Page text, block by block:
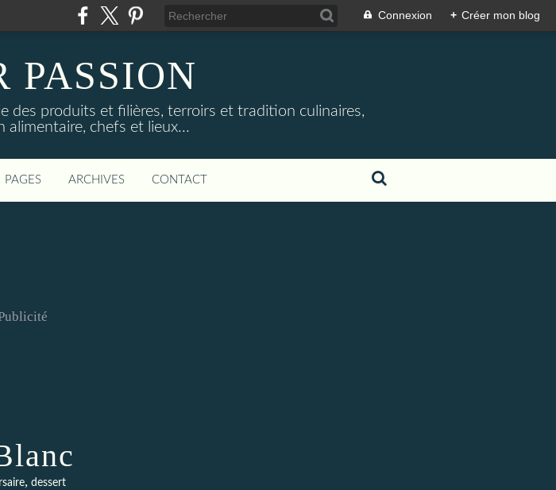
Connexion + Créer mon blog
PASSION
des produits et filières, terroirs et tradition culinaires,
chefs et lieux...
PAGES ARCHIVES CONTACT
, dessert